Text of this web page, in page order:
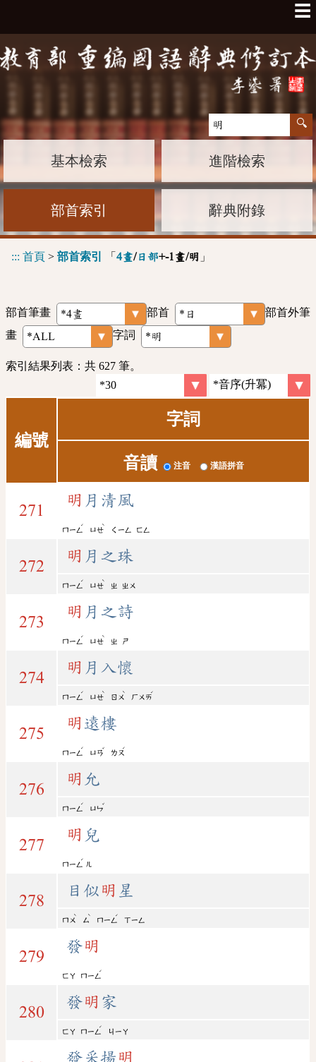
☰
基本檢索 進階檢索
部首索引 辭典附錄
::: 首頁 > 部首索引 「 4畫/日部+-1畫/明 」
部首筆畫 部首
部首外筆
畫
字詞
索引結果列表：共 627 筆。
編號
字詞
音讀 注音 漢語拼音
271
明 月清風
ㄇㄧㄥ
ˊ
ㄩㄝ
ˋ
ㄑㄧㄥ ㄈㄥ
272
明 月之珠
ㄇㄧㄥ
ˊ
ㄩㄝ
ˋ
ㄓ ㄓㄨ
273
明 月之詩
ㄇㄧㄥ
ˊ
ㄩㄝ
ˋ
ㄓ ㄕ
274
明 月入懷
ㄇㄧㄥ
ˊ
ㄩㄝ
ˋ
ㄖㄨ
ˋ
ㄏㄨㄞ
ˊ
275
明遠樓
ㄇㄧㄥ
ˊ
ㄩㄢ
ˇ
ㄌㄡ
ˊ
276
明 允
ㄇㄧㄥ
ˊ
ㄩㄣ
ˇ
277
明 兒
ㄇㄧㄥ
ˊ
ㄦ
278
目似 明 星
ㄇㄨ
ˋ
ㄙ
ˋ
ㄇㄧㄥ
ˊ
ㄒㄧㄥ
279
發明
ㄈㄚ ㄇㄧㄥ
ˊ
280
發明 家
ㄈㄚ ㄇㄧㄥ
ˊ
ㄐㄧㄚ
發采揚明